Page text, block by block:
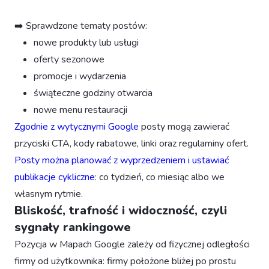
➡️ Sprawdzone tematy postów:
nowe produkty lub usługi
oferty sezonowe
promocje i wydarzenia
świąteczne godziny otwarcia
nowe menu restauracji
Zgodnie z wytycznymi Google posty mogą zawierać
przyciski CTA, kody rabatowe, linki oraz regulaminy ofert.
Posty można planować z wyprzedzeniem i ustawiać
publikacje cykliczne: co tydzień, co miesiąc albo we
własnym rytmie.
Bliskość, trafność i widoczność, czyli
sygnały rankingowe
Pozycja w Mapach Google zależy od fizycznej odległości
firmy od użytkownika: firmy położone bliżej po prostu